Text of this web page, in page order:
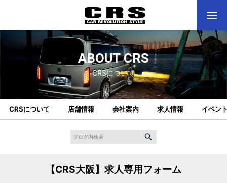
ABOUT CRS
CRSについて
CRSについて 店舗情報 会社案内 求人情報 イベン
【CRS大阪】求人専用フォーム